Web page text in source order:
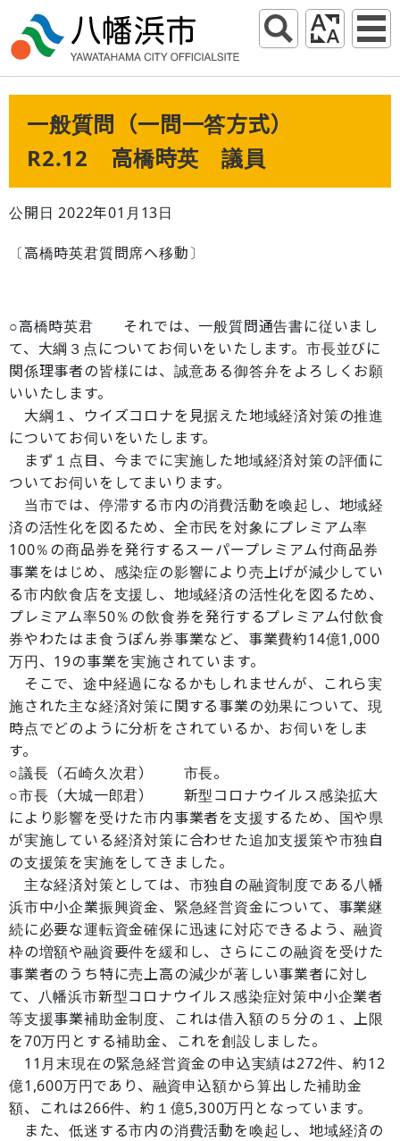
一般質問（一問一答方式）
R2.12 高橋時英 議員
公開日 2022年01月13日
〔高橋時英君質問席へ移動〕
○高橋時英君 それでは、一般質問通告書に従いまし
て、大綱３点についてお伺いをいたします。市長並びに
関係理事者の皆様には、誠意ある御答弁をよろしくお願
いいたします。
大綱１、ウイズコロナを見据えた地域経済対策の推進
についてお伺いをいたします。
まず１点目、今までに実施した地域経済対策の評価に
ついてお伺いをしてまいります。
当市では、停滞する市内の消費活動を喚起し、地域経
済の活性化を図るため、全市民を対象にプレミアム率
100％の商品券を発行するスーパープレミアム付商品券
事業をはじめ、感染症の影響により売上げが減少してい
る市内飲食店を支援し、地域経済の活性化を図るため、
プレミアム率50％の飲食券を発行するプレミアム付飲食
券やわたはま食うぽん券事業など、事業費約14億1,000
万円、19の事業を実施されています。
そこで、途中経過になるかもしれませんが、これら実
施された主な経済対策に関する事業の効果について、現
時点でどのように分析をされているか、お伺いをしま
す。
○議長（石崎久次君） 市長。
○市長（大城一郎君） 新型コロナウイルス感染拡大
により影響を受けた市内事業者を支援するため、国や県
が実施している経済対策に合わせた追加支援策や市独自
の支援策を実施をしてきました。
主な経済対策としては、市独自の融資制度である八幡
浜市中小企業振興資金、緊急経営資金について、事業継
続に必要な運転資金確保に迅速に対応できるよう、融資
枠の増額や融資要件を緩和し、さらにこの融資を受けた
事業者のうち特に売上高の減少が著しい事業者に対し
て、八幡浜市新型コロナウイルス感染症対策中小企業者
等支援事業補助金制度、これは借入額の５分の１、上限
を70万円とする補助金、これを創設しました。
11月末現在の緊急経営資金の申込実績は272件、約12
億1,600万円であり、融資申込額から算出した補助金
額、これは266件、約１億5,300万円となっています。
また、低迷する市内の消費活動を喚起し、地域経済の